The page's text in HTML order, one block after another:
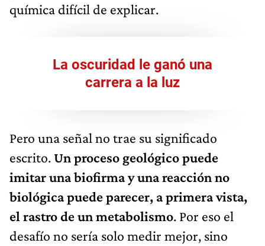
química difícil de explicar.
La oscuridad le ganó una
carrera a la luz
Pero una señal no trae su significado
escrito.Un proceso geológico puede
imitar una biofirma y una reacción no
biológica puede parecer, a primera vista,
el rastro de un metabolismo. Por eso el
desafío no sería solo medir mejor, sino